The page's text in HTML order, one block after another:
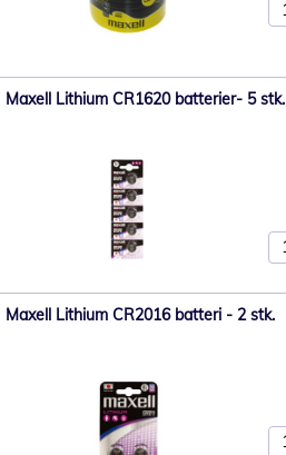
Maxell Lithium CR1620 batterier- 5 stk.
Maxell Lithium CR2016 batteri - 2 stk.